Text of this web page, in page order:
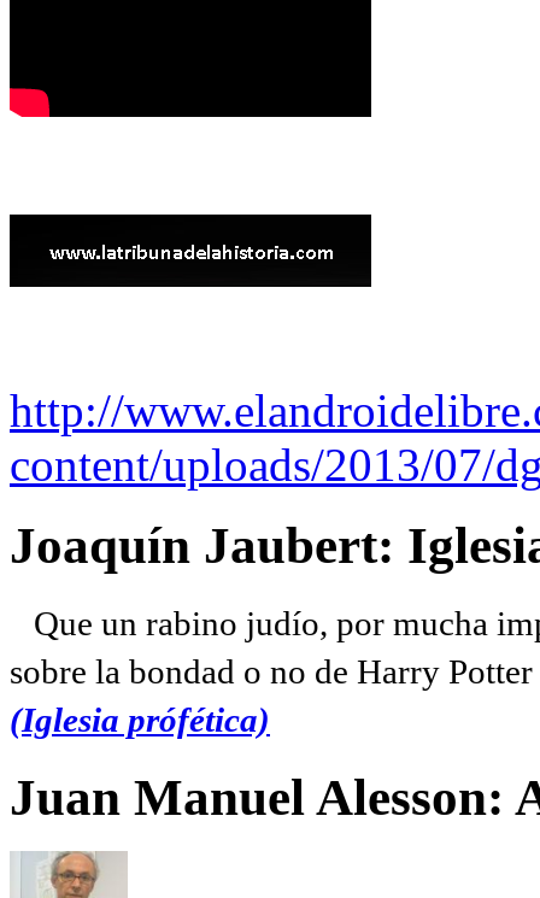
http://
content/uploads/2013/07/
Joaquín Jaubert:
Que un rabino judío, por mucha
sobre la bondad o no de Harry
(Iglesia prófética)
Juan Manuel Alesson: